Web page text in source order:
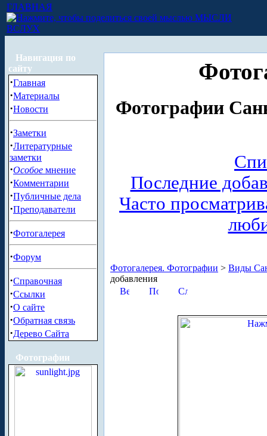
ГЛАВНАЯ
МЫСЛИ
ВСЛУХ
Навигация по
сайту
·Главная
·Материалы
·Новости
·Заметки
·Литературные
заметки
·Особое мнение
·Комментарии
·Публичные дела
·Преподаватели
·Фотогалерея
·Форум
·Справочная
·Ссылки
·О сайте
·Обратная связь
·Дерево Сайта
Фотографии
Фотографии
Последние
Часто
Фотогалерея. Фотографии > Виды
добавления